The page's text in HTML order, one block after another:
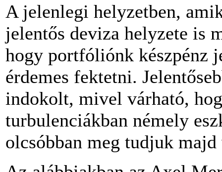
A jelenlegi helyzetben,
jelentős deviza helyzete is
hogy portfóliónk készpénz
érdemes fektetni.
indokolt, mivel várható,
turbulenciákban némely
olcsóbban meg tudjuk